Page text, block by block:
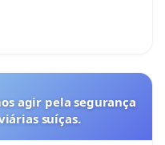
agir pela segurança
suíças.